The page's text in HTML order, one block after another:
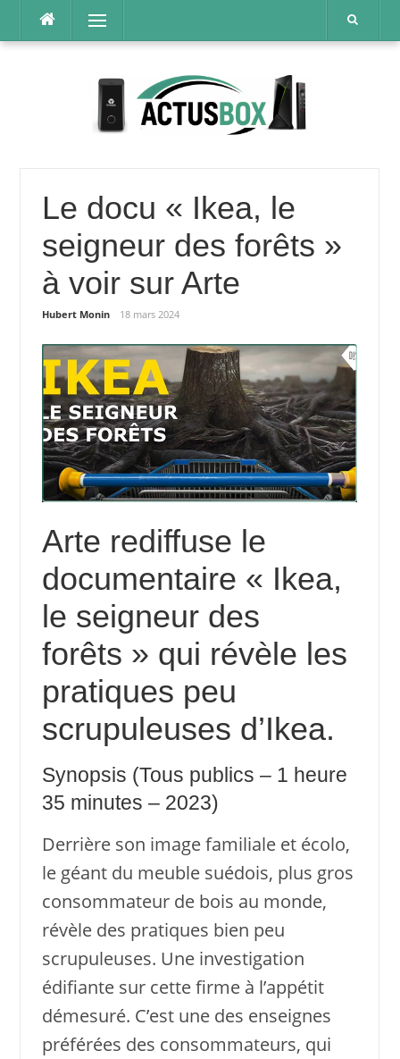
contenu
Menu
Le docu « Ikea, le
seigneur des forêts »
à voir sur Arte
Hubert Monin 18 mars 2024
Arte rediffuse le
documentaire « Ikea,
le seigneur des
forêts » qui révèle les
pratiques peu
scrupuleuses d’Ikea.
Synopsis (Tous publics – 1 heure
35 minutes – 2023)
Derrière son image familiale et écolo,
le géant du meuble suédois, plus gros
consommateur de bois au monde,
révèle des pratiques bien peu
scrupuleuses. Une investigation
édifiante sur cette firme à l’appétit
démesuré. C’est une des enseignes
préférées des consommateurs, qui